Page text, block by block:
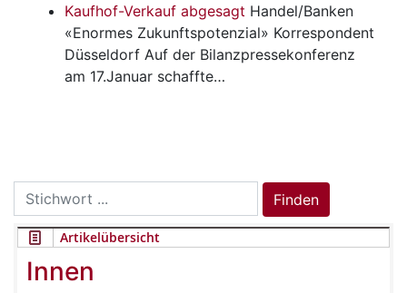
Kaufhof-Verkauf abgesagt Handel/Banken
«Enormes Zukunftspotenzial» Korrespondent
Düsseldorf Auf der Bilanzpressekonferenz
am 17.Januar schaffte…
Search
for:
Finden
Artikelübersicht
Innen